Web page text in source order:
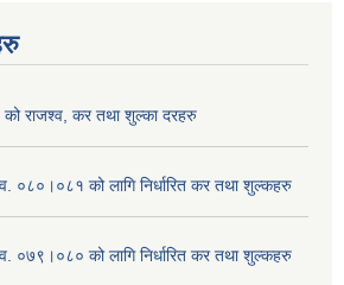
राजश्व, कर तथा शुल्का दरहरु
०८०।०८१ को लागि निर्धारित कर तथा शुल्कहरु
०७९।०८० को लागि निर्धारित कर तथा शुल्कहरु